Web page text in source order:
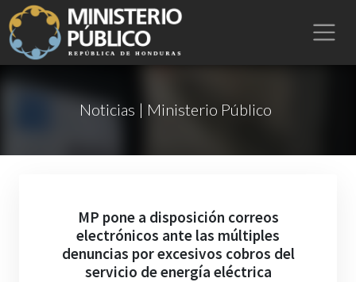
Noticias | Ministerio Público
MP pone a disposición correos
electrónicos ante las múltiples
denuncias por excesivos cobros del
servicio de energía eléctrica